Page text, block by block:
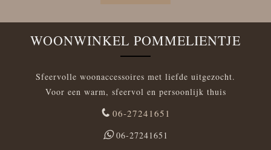
WOONWINKEL POMMELIENTJE
Sfeervolle woonaccessoires met liefde uitgezocht.
Voor een warm, sfeervol en persoonlijk thuis
06-27241651
06-27241651